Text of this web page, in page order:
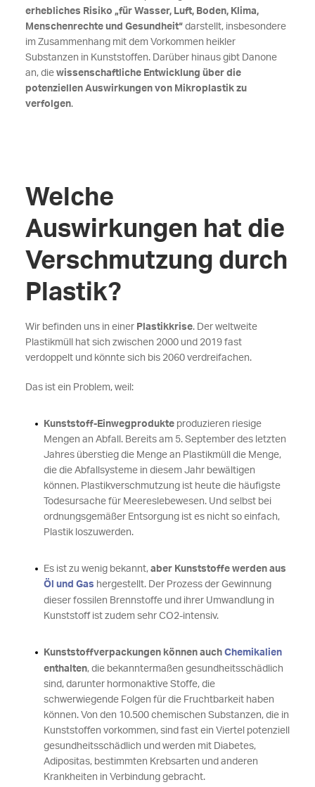
erhebliches Risiko „für Wasser, Luft, Boden, Klima,
Menschenrechte und Gesundheit“darstellt, insbesondere
im Zusammenhang mit dem Vorkommen heikler
Substanzen in Kunststoffen. Darüber hinaus gibt Danone
an, die wissenschaftliche Entwicklung über die
potenziellen Auswirkungen von Mikroplastik zu
verfolgen.
Welche
Auswirkungen hat die
Verschmutzung durch
Plastik?
Wir befinden uns in einer Plastikkrise. Der weltweite
Plastikmüll hat sich zwischen 2000 und 2019 fast
verdoppelt und könnte sich bis 2060 verdreifachen.
Das ist ein Problem, weil:
Kunststoff-Einwegprodukteproduzieren riesige
Mengen an Abfall. Bereits am 5. September des letzten
Jahres überstieg die Menge an Plastikmüll die Menge,
die die Abfallsysteme in diesem Jahr bewältigen
können. Plastikverschmutzung ist heute die häufigste
Todesursache für Meereslebewesen. Und selbst bei
ordnungsgemäßer Entsorgung ist es nicht so einfach,
Plastik loszuwerden.
Es ist zu wenig bekannt, aber Kunststoffe werden aus
Öl und Gas hergestellt. Der Prozess der Gewinnung
dieser fossilen Brennstoffe und ihrer Umwandlung in
Kunststoff ist zudem sehr CO2-intensiv.
Kunststoffverpackungen können auch Chemikalien
enthalten, die bekanntermaßen gesundheitsschädlich
sind, darunter hormonaktive Stoffe, die
schwerwiegende Folgen für die Fruchtbarkeit haben
können. Von den 10.500 chemischen Substanzen, die in
Kunststoffen vorkommen, sind fast ein Viertel potenziell
gesundheitsschädlich und werden mit Diabetes,
Adipositas, bestimmten Krebsarten und anderen
Krankheiten in Verbindung gebracht.